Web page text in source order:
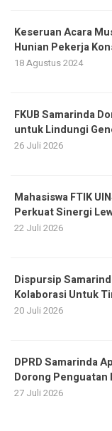
Keseruan Acara
Hunian Pekerja
18 Agustus 2024
FKUB Samarinda
untuk Lindungi
26 Juli 2026
Mahasiswa FTIK
Perkuat Sinergi
22 Juli 2026
Dispursip
Kolaborasi Untuk
20 Juli 2026
DPRD Samarinda
Dorong
27 Juli 2026